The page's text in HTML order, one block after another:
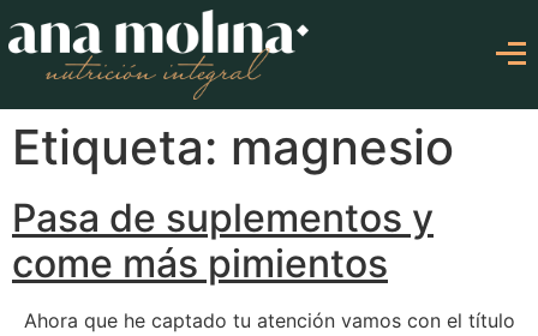
Etiqueta: magnesio
Pasa de suplementos y
come más pimientos
Ahora que he captado tu atención vamos con el título